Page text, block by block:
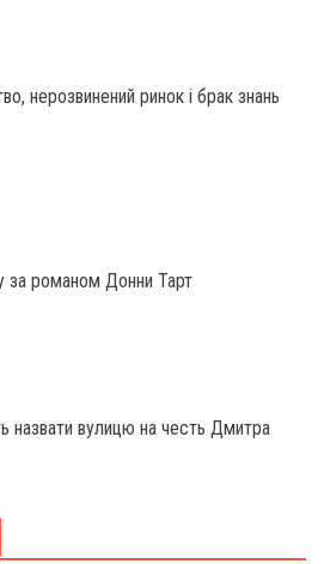
нерозвинений ринок і брак знань
за романом Донни Тарт
назвати вулицю на честь Дмитра